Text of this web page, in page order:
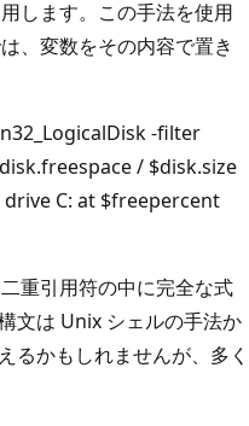
します。この手法を使用
、変数をその内容で置き
-filter
/ $disk.size
C: at $freepercent
重引用符の中に完全な式
文は Unix シェルの手法か
るかもしれませんが、多く